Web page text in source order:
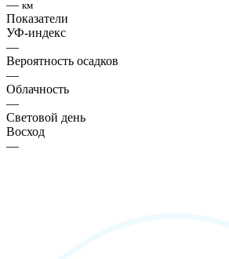
— км
Показатели
УФ-индекс
—
Вероятность осадков
—
Облачность
—
Световой день
Восход
—